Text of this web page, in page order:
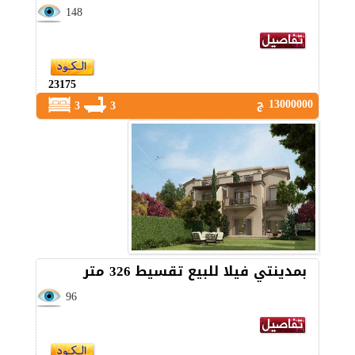
148
23175
13000000 ج
3
بمدينتي فيلا للبيع تقسيط 326 متر
96